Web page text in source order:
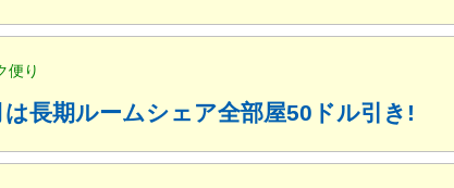
便り
長期ルームシェア全部屋50ドル引き!